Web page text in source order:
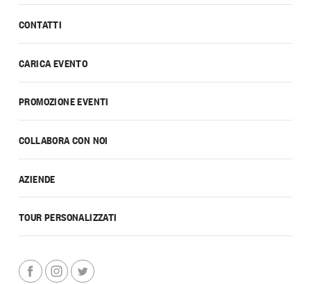
CONTATTI
CARICA EVENTO
PROMOZIONE EVENTI
COLLABORA CON NOI
AZIENDE
TOUR PERSONALIZZATI